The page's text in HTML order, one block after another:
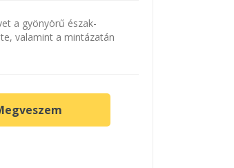
a gyönyörű észak-
valamint a mintázatán